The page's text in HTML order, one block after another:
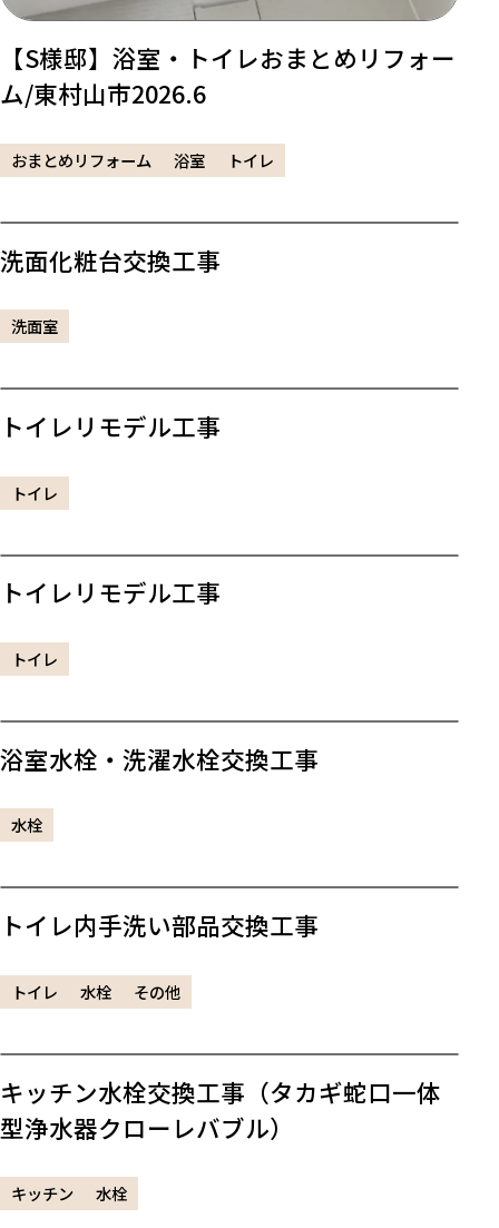
【S様邸】浴室・トイレおまとめリフォー
ム/東村山市2026.6
おまとめリフォーム 浴室 トイレ
洗面化粧台交換工事
洗面室
トイレリモデル工事
トイレ
トイレリモデル工事
トイレ
浴室水栓・洗濯水栓交換工事
水栓
トイレ内手洗い部品交換工事
トイレ 水栓 その他
キッチン水栓交換工事（タカギ蛇口一体
型浄水器クローレバブル）
キッチン 水栓